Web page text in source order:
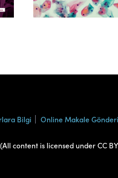
Cilt 38,
Bilgi Online Makale
content is licensed under CC